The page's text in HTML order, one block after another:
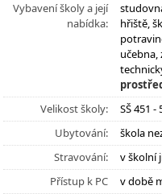
Vybavení školy a její
nabídka:
hřiště,
Velikost školy:
SŠ 451 -
Ubytování:
škola
Stravování:
v školní
Přístup k PC
v době